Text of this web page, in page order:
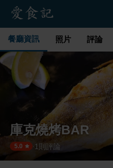
餐廳資訊 照片 評論
庫克燒烤BAR
5.0 ·1 則評論